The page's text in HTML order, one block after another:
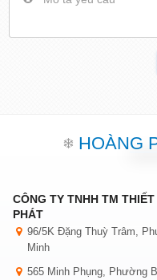
HOÀNG
CÔNG TY TNHH TM
PHÁT
96/5K Đặng Thuỳ Trâm,
Minh
565 Minh Phụng, Phường